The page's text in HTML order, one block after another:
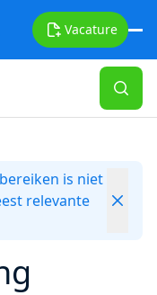
Vacature
is niet
relevante